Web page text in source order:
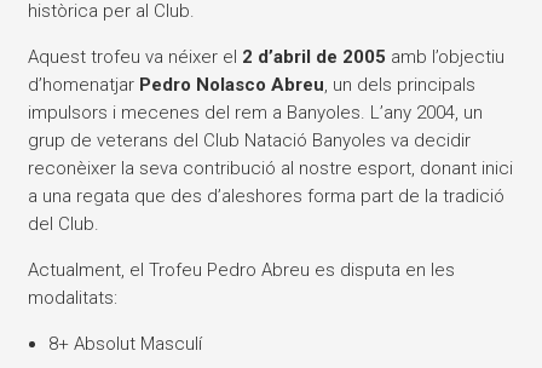
històrica per al Club.
Aquest trofeu va néixer el 2 d’abril de 2005 amb l’objectiu
d’homenatjar Pedro Nolasco Abreu, un dels principals
impulsors i mecenes del rem a Banyoles. L’any 2004, un
grup de veterans del Club Natació Banyoles va decidir
reconèixer la seva contribució al nostre esport, donant inici
a una regata que des d’aleshores forma part de la tradició
del Club.
Actualment, el Trofeu Pedro Abreu es disputa en les
modalitats:
8+ Absolut Masculí